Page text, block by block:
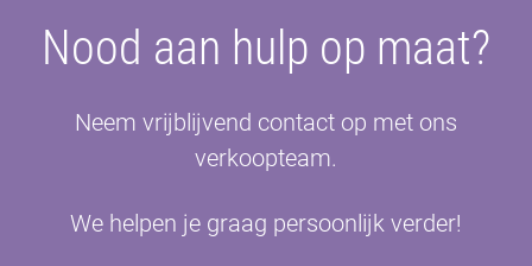
Nood aan hulp op maat?
Neem vrijblijvend contact op met ons
verkoopteam.
We helpen je graag persoonlijk verder!